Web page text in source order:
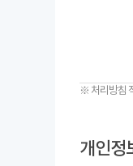
※ 처리방침
개인정